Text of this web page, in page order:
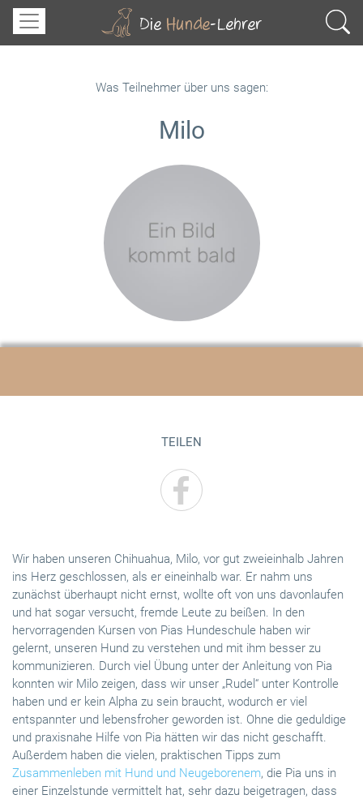
Was Teilnehmer über uns sagen:
Milo
Wir haben unseren Chihuahua, Milo, vor gut zweieinhalb Jahren
ins Herz geschlossen, als er eineinhalb war. Er nahm uns
zunächst überhaupt nicht ernst, wollte oft von uns davonlaufen
und hat sogar versucht, fremde Leute zu beißen. In den
hervorragenden Kursen von Pias Hundeschule haben wir
gelernt, unseren Hund zu verstehen und mit ihm besser zu
kommunizieren. Durch viel Übung unter der Anleitung von Pia
konnten wir Milo zeigen, dass wir unser „Rudel“ unter Kontrolle
haben und er kein Alpha zu sein braucht, wodurch er viel
entspannter und lebensfroher geworden ist. Ohne die geduldige
und praxisnahe Hilfe von Pia hätten wir das nicht geschafft.
Außerdem haben die vielen, praktischen Tipps zum
Zusammenleben mit Hund und Neugeborenem, die Pia uns in
einer Einzelstunde vermittelt hat, sehr dazu beigetragen, dass
TEILEN